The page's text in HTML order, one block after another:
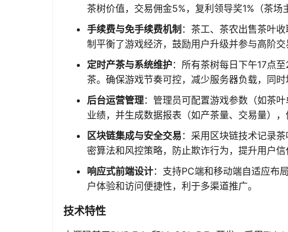
茶树价值，交易佣金5%，复利领导奖1%（茶场
手续费与免手续费机制 ：茶工、茶农出售茶叶
制平衡了游戏经济，鼓励用户升级并参与高阶交
定时产茶与系统维护：所有茶树每日下午17点
茶。确保游戏节奏可控，减少服务器负载，同时
后台运营管理：管理员可配置游戏参数（如茶
业绩，并生成数据报表（如产茶量、交易量），
区块链集成与安全交易 ：采用区块链技术记录
密算法和风控策略，防止欺诈行为，提升用户信
响应式前端设计：支持PC端和移动端自适应布
户体验和访问便捷性，利于多渠道推广。
技术特性